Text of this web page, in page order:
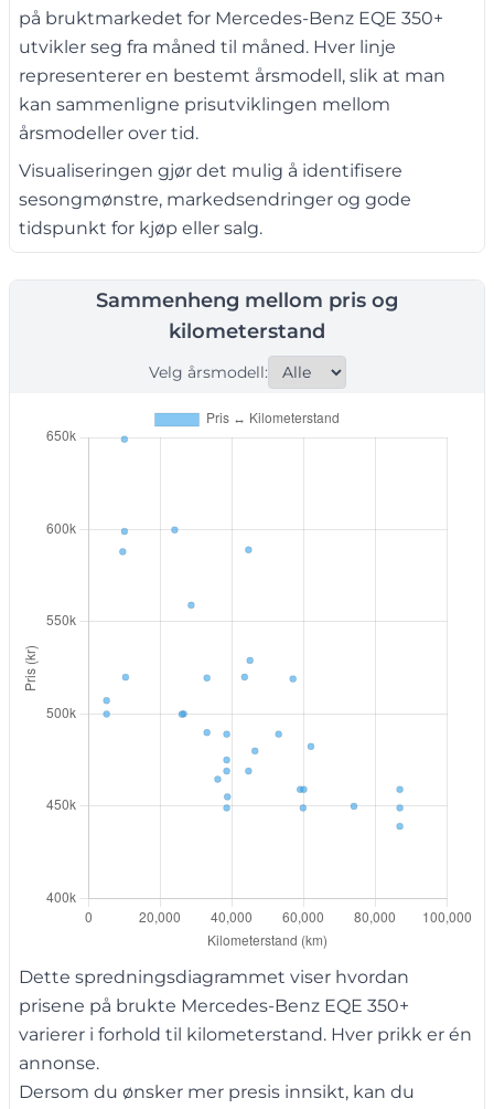
på bruktmarkedet for Mercedes-Benz EQE 350+
utvikler seg fra måned til måned. Hver linje
representerer en bestemt årsmodell, slik at man
kan sammenligne prisutviklingen mellom
årsmodeller over tid.
Visualiseringen gjør det mulig å identifisere
sesongmønstre, markedsendringer og gode
tidspunkt for kjøp eller salg.
Sammenheng mellom pris og
kilometerstand
Velg årsmodell:
Dette spredningsdiagrammet viser hvordan
prisene på brukte Mercedes-Benz EQE 350+
varierer i forhold til kilometerstand. Hver prikk er én
annonse.
Dersom du ønsker mer presis innsikt, kan du